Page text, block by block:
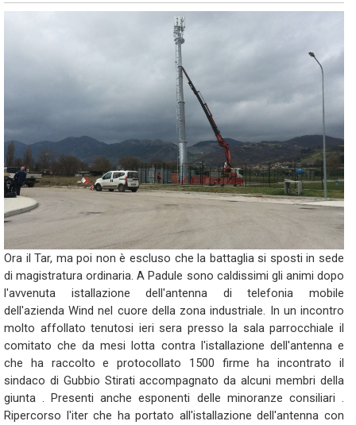
Ora il Tar, ma poi non è escluso che la battaglia si sposti in sede
di magistratura ordinaria. A Padule sono caldissimi gli animi dopo
l'avvenuta istallazione dell'antenna di telefonia mobile
dell'azienda Wind nel cuore della zona industriale. In un incontro
molto affollato tenutosi ieri sera presso la sala parrocchiale il
comitato che da mesi lotta contra l'istallazione dell'antenna e
che ha raccolto e protocollato 1500 firme ha incontrato il
sindaco di Gubbio Stirati accompagnato da alcuni membri della
giunta . Presenti anche esponenti delle minoranze consiliari .
Ripercorso l'iter che ha portato all'istallazione dell'antenna con